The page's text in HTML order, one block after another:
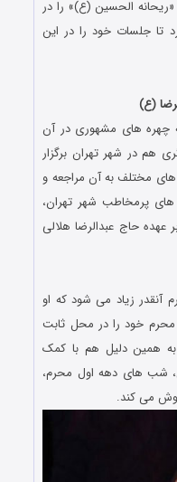
الحسین (ع)» را در
کرد تا جلسات خود را در این
(ع)
چهره های مشهوری در آن
هم در شهر تهران برگزار
مختلف به آن مراجعه و
پرمخاطب شهر تهران،
حاج عبدالرضا هلالی
زیاد می شود که او
خود را در محل ثابت
به همین دلیل هم با کمک
شب های دهه اول محرم،
می کند.